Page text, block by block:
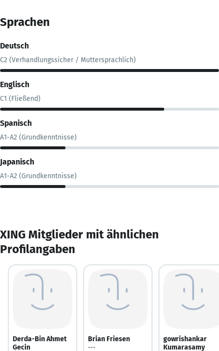
Sprachen
Deutsch
C2 (Verhandlungssicher / Muttersprachlich)
Englisch
C1 (Fließend)
Spanisch
A1-A2 (Grundkenntnisse)
Japanisch
A1-A2 (Grundkenntnisse)
XING Mitglieder mit ähnlichen
Profilangaben
Derda-Bin Ahmet
Gecin
Brian Friesen
---
gowrishankar
Kumarasamy